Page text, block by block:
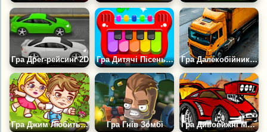
Гра Дрег-рейсинг 2D Гра Дитячі Пісеньки Для Піаніно Гра Далекобійник: Майстер Паркування
Гра Джим Любить Мері 2 Гра Гнів Зомбі Гра Дивовижні Машини